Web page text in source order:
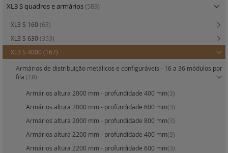
XL3 S quadros e armários(583)
XL3 S 160 (63)
XL3 S 630 (353)
XL3 S 4000 (167)
Armários de distribuição metálicos e configuráveis - 16 a 36 módulos por
fila (18)
Armários altura 2000 mm - profundidade 400 mm(3)
Armários altura 2000 mm - profundidade 600 mm(3)
Armários altura 2000 mm - profundidade 800 mm(3)
Armários altura 2200 mm - profundidade 400 mm(3)
Armários altura 2200 mm - profundidade 600 mm(3)